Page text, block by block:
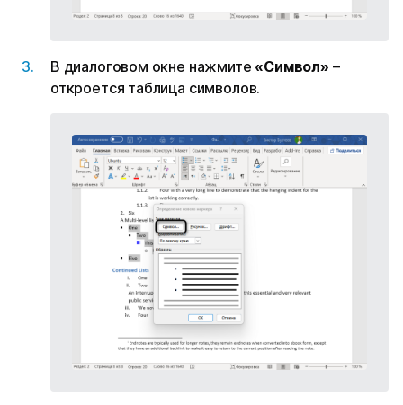
В диалоговом окне нажмите «Символ» –
откроется таблица символов.